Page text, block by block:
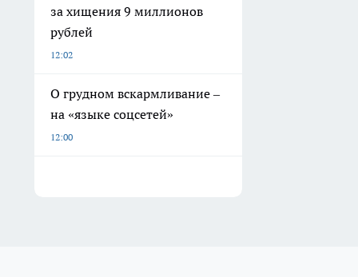
за хищения 9 миллионов
рублей
12:02
О грудном вскармливание –
на «языке соцсетей»
12:00